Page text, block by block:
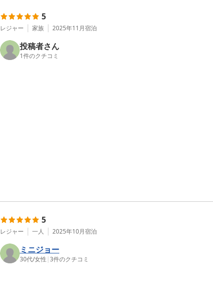
5
レジャー 家族 2025年11月宿泊
投稿者さん
1件のクチコミ
5
レジャー 一人 2025年10月宿泊
ミニジョー
30代/女性 |3件のクチコミ